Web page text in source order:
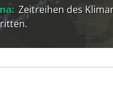
Zeitreihen des